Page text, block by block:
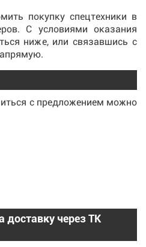
покупку спецтехники в
С условиями оказания
ниже, или связавшись с
с предложением можно
доставку через ТК